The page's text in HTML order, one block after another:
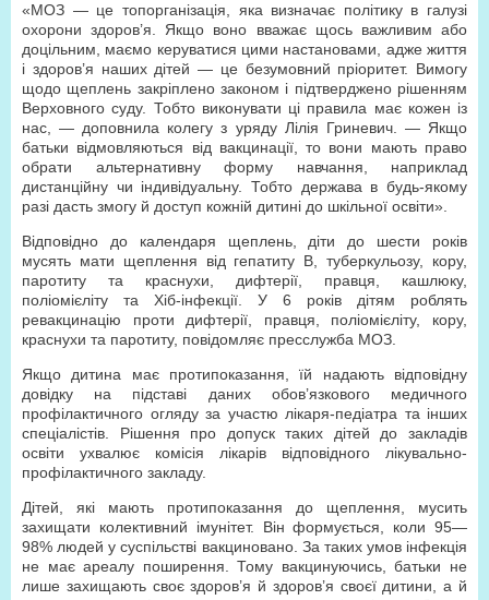
«МОЗ — це топорганізація, яка визначає політику в галузі
охорони здоров’я. Якщо воно вважає щось важливим або
доцільним, маємо керуватися цими настановами, адже життя
і здоров’я наших дітей — це безумовний пріоритет. Вимогу
щодо щеплень закріплено законом і підтверджено рішенням
Верховного суду. Тобто виконувати ці правила має кожен із
нас, — доповнила колегу з уряду Лілія Гриневич. — Якщо
батьки відмовляються від вакцинації, то вони мають право
обрати альтернативну форму навчання, наприклад
дистанційну чи індивідуальну. Тобто держава в будь-якому
разі дасть змогу й доступ кожній дитині до шкільної освіти».
Відповідно до календаря щеплень, діти до шести років
мусять мати щеплення від гепатиту В, туберкульозу, кору,
паротиту та краснухи, дифтерії, правця, кашлюку,
поліомієліту та Хіб-інфекції. У 6 років дітям роблять
ревакцинацію проти дифтерії, правця, поліомієліту, кору,
краснухи та паротиту, повідомляє пресслужба МОЗ.
Якщо дитина має протипоказання, їй надають відповідну
довідку на підставі даних обов’язкового медичного
профілактичного огляду за участю лікаря-педіатра та інших
спеціалістів. Рішення про допуск таких дітей до закладів
освіти ухвалює комісія лікарів відповідного лікувально-
профілактичного закладу.
Дітей, які мають протипоказання до щеплення, мусить
захищати колективний імунітет. Він формується, коли 95—
98% людей у суспільстві вакциновано. За таких умов інфекція
не має ареалу поширення. Тому вакцинуючись, батьки не
лише захищають своє здоров’я й здоров’я своєї дитини, а й